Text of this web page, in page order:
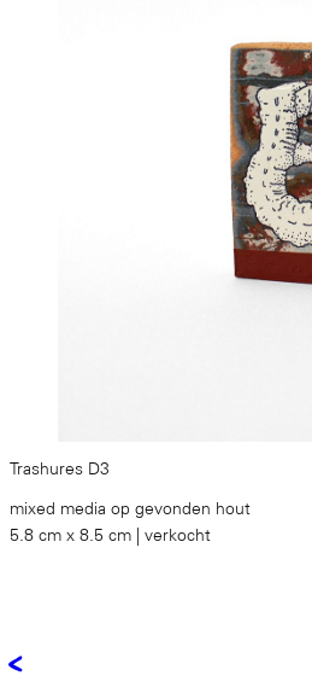
Trashures D3
mixed media op gevonden hout
5.8 cm x 8.5 cm | verkocht
<